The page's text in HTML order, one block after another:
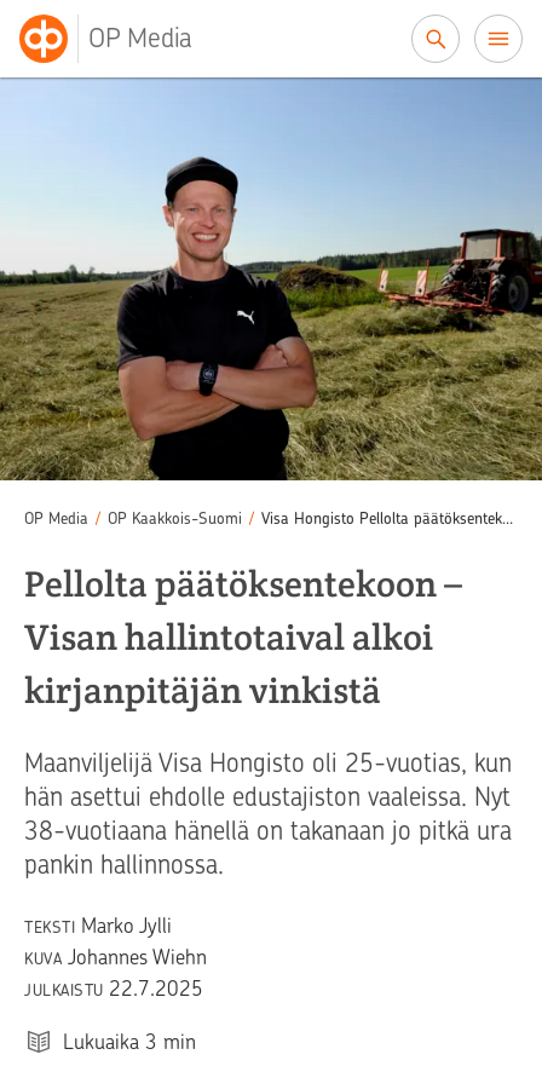
OP Media
OP Media / OP Kaakkois-Suomi / Visa Hongisto Pellolta päätöksentekoon
Pellolta päätöksentekoon –
Visan hallintotaival alkoi
kirjanpitäjän vinkistä
Maanviljelijä Visa Hongisto oli 25-vuotias, kun
hän asettui ehdolle edustajiston vaaleissa. Nyt
38-vuotiaana hänellä on takanaan jo pitkä ura
pankin hallinnossa.
TEKSTI Marko Jylli
KUVA Johannes Wiehn
JULKAISTU 22.7.2025
Lukuaika 3 min